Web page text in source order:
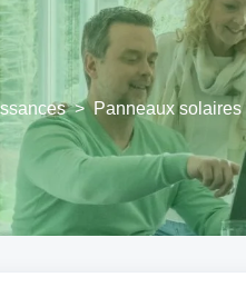
> Panneaux solaires